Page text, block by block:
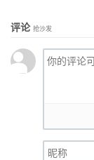
评论 抢沙发